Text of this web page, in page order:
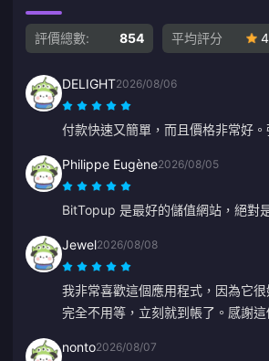
評價總數: 854 平均評分
DELIGHT2026/08/06
付款快速又簡單，而且價格非常好。
Philippe Eugène2026/08/05
BitTopup 是最好的儲值網站，絕對
Jewel2026/08/08
我非常喜歡這個應用程式，因為它
完全不用等，立刻就到帳了。感謝這
nonto2026/08/07